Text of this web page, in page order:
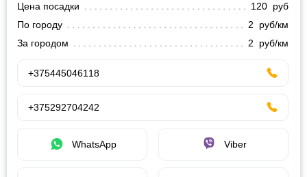
Цена посадки
120 руб
По городу
2 руб/км
За городом
2 руб/км
+375445046118
+375292704242
WhatsApp Viber